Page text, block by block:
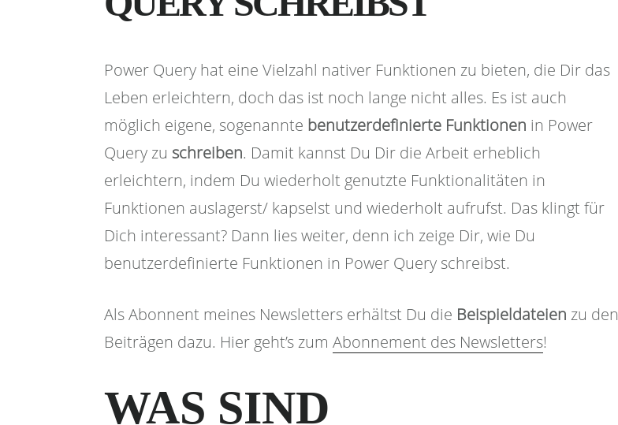
Power Query hat eine Vielzahl nativer Funktionen zu bieten, die Dir das
Leben erleichtern, doch das ist noch lange nicht alles. Es ist auch
möglich eigene, sogenannte benutzerdefinierte Funktionen in Power
Query zu schreiben. Damit kannst Du Dir die Arbeit erheblich
erleichtern, indem Du wiederholt genutzte Funktionalitäten in
Funktionen auslagerst/ kapselst und wiederholt aufrufst. Das klingt für
Dich interessant? Dann lies weiter, denn ich zeige Dir, wie Du
benutzerdefinierte Funktionen in Power Query schreibst.
Als Abonnent meines Newsletters erhältst Du die Beispieldateien zu den
Beiträgen dazu. Hier geht’s zum Abonnement des Newsletters!
WAS SIND